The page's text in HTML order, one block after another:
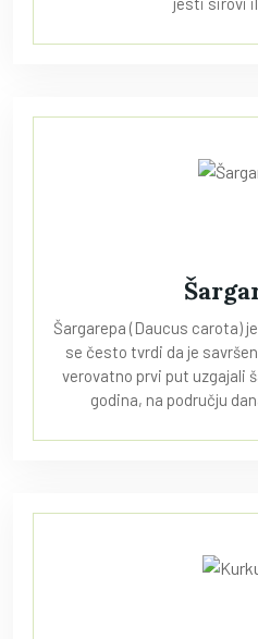
Šargarepa (Daucus carota)
se često tvrdi da je
verovatno prvi put uzgajali
godina, na području